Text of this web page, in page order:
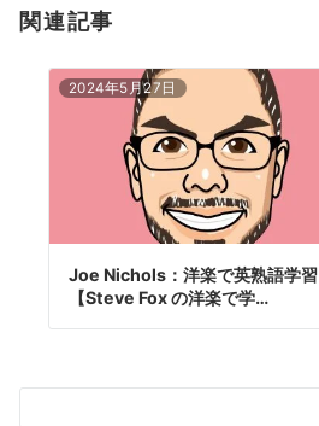
関連記事
2024年5月27日
Joe Nichols：洋楽で英熟語学習
【Steve Fox の洋楽で学…